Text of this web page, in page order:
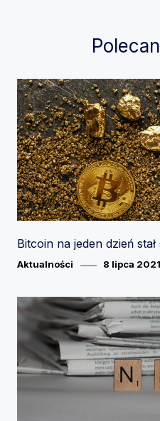
Bitcoin na jeden dzień
Category
Aktualności
Posted
8 lipca 2021